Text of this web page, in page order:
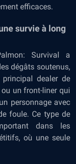
efficaces.
survie à long
Survival a
dégâts soutenus,
dealer de
un front-liner qui
personnage avec
foule. Ce type de
dans les
où une seule